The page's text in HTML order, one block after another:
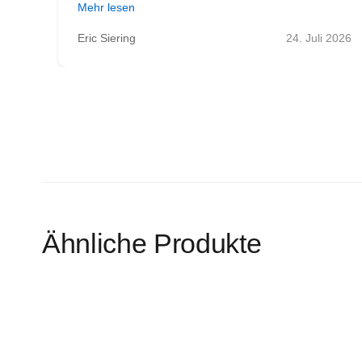
Mehr lesen
Eric Siering 24. Juli 2026
Ähnliche Produkte